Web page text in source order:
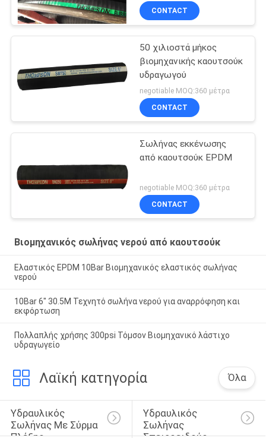
CONTACT
50 χιλιοστά μήκος
βιομηχανικής καουτσούκ
υδραγωγού
negotiable MOQ:360 μέτρα
CONTACT
Σωλήνας εκκένωσης
από καουτσούκ EPDM
negotiable MOQ:360 μέτρα
CONTACT
Βιομηχανικός σωλήνας νερού από καουτσούκ
Ελαστικός EPDM 10Bar Βιομηχανικός ελαστικός σωλήνας
νερού
10Bar 6" 30.5M Τεχνητό σωλήνα νερού για αναρρόφηση και
εκφόρτωση
Πολλαπλής χρήσης 300psi Τόμσον Βιομηχανικό λάστιχο
υδραγωγείο
Λαϊκή κατηγορία Όλα
Υδραυλικός
Σωλήνας Με Σύρμα
Υδραυλικός
Σωλήνας